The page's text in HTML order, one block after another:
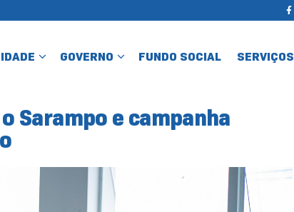
GOVERNO FUNDO SOCIAL SERVIÇOS
Sarampo e campanha